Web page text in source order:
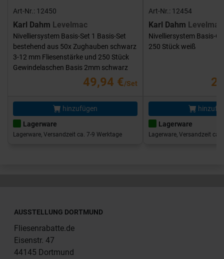
Art-Nr.: 12450
Karl Dahm Levelmac
Nivelliersystem Basis-Set 1 Basis-Set
bestehend aus 50x Zughauben schwarz
3-12 mm Fliesenstärke und 250 Stück
Gewindelaschen Basis 2mm schwarz
49,94 €/Set
hinzufügen
Lagerware
Lagerware, Versandzeit ca. 7-9 Werktage
Art-Nr.: 12454
Karl Dahm Levelmac
Nivelliersystem Basis-
250 Stück weiß
Lagerware
Lagerware, Versandzeit ca.
AUSSTELLUNG DORTMUND
Fliesenrabatte.de
Eisenstr. 47
44145 Dortmund